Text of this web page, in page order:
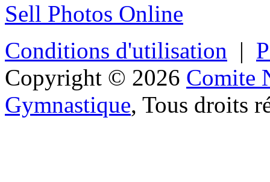
Sell Photos Online
Conditions d'utilisation |
Copyright © 2026 Comite
Gymnastique, Tous droits